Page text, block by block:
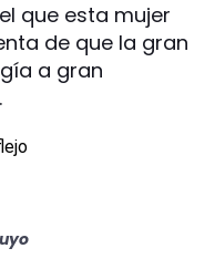
que esta mujer
de que la gran
a gran